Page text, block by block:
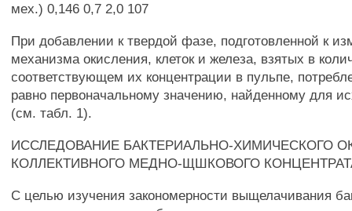
мех.) 0,146 0,7 2,0 107
При добавлении к твердой фазе, подготовленной к
механизма окисления, клеток и железа, взятых в
соответствующем их концентрации в пульпе,
равно первоначальному значению, найденному для
(см. табл. 1).
ИССЛЕДОВАНИЕ БАКТЕРИАЛЬНО-ХИМИЧЕСКОГО
КОЛЛЕКТИВНОГО МЕДНО-ЩШКОВОГО
С целью изучения закономерности выщелачивания